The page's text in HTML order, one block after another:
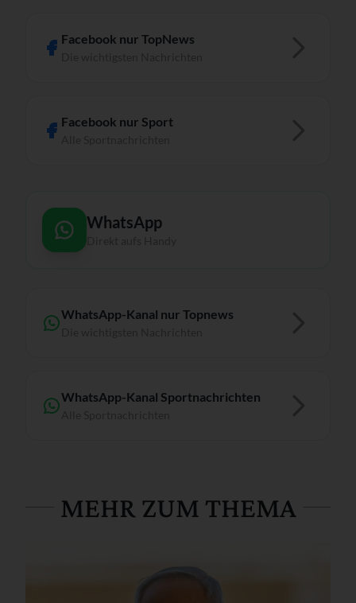
Facebook nur TopNews
Facebook nur Sport
WhatsApp
WhatsApp-Kanal nur Topnews
WhatsApp-Kanal Sportnachrichten
MEHR ZUM THEMA